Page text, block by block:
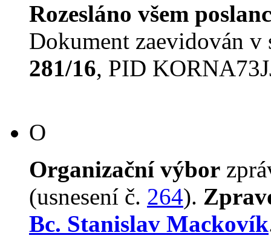
Rozesláno všem
Dokument zaevidován v
281/16, PID
O
Organizační výbor
(usnesení č. 264).
Bc. Stanislav Mackovík